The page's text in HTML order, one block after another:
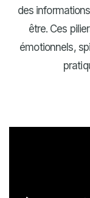
des
être. Ces
émotionnels,